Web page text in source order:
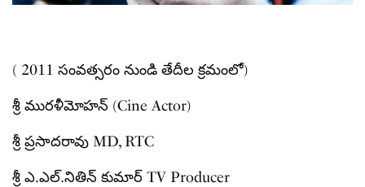
( 2011 సంవత్సరం నుండి తేదీల క్రమంలో)
శ్రీ మురళీమోహన్ (Cine Actor)
శ్రీ ప్రసాదరావు MD, RTC
శ్రీ ఎ.ఎల్.నితిన్ కుమార్ TV Producer